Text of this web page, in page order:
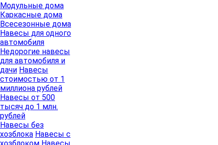
Модульные дома
Каркасные дома
Всесезонные дома
Навесы для одного
автомобиля
Недорогие навесы
для автомобиля и
дачи Навесы
стоимостью от 1
миллиона рублей
Навесы от 500
тысяч до 1 млн.
рублей
Навесы без
хозблока Навесы с
хозблоком Навесы